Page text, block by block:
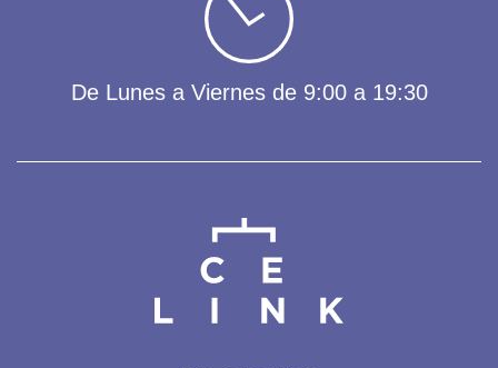
De Lunes a Viernes de 9:00 a 19:30